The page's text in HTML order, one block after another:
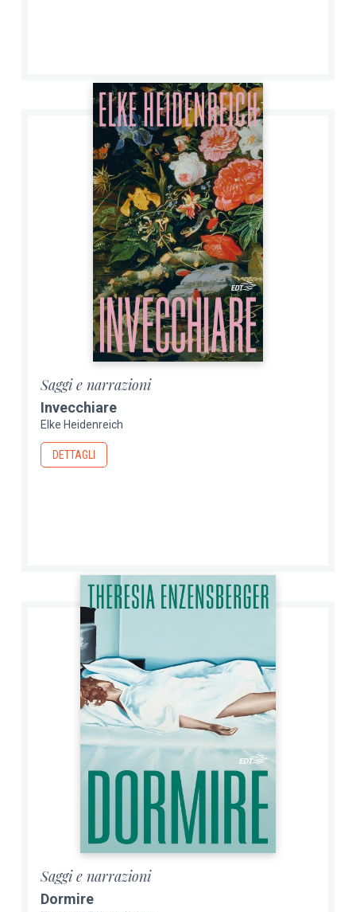
Saggi e narrazioni
Invecchiare
Elke Heidenreich
DETTAGLI
Saggi e narrazioni
Dormire